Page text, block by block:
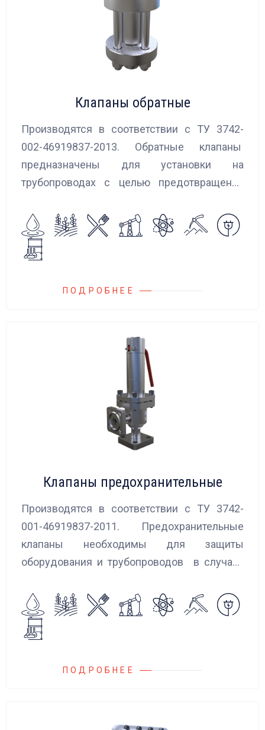
Клапаны обратные
Производятся в соответствии с ТУ 3742-
002-46919837-2013. Обратные клапаны
предназначены для установки на
трубопроводах с целью предотвращения
агрессивных жидкостей, эмульсий,
суспензий и пропуска их в прямом
направлении.
ПОДРОБНЕЕ
Клапаны предохранительные
Производятся в соответствии с ТУ 3742-
001-46919837-2011. Предохранительные
клапаны необходимы для защиты
оборудования и трубопроводов в случаях
сброса среды в систему низкого давления.
ПОДРОБНЕЕ